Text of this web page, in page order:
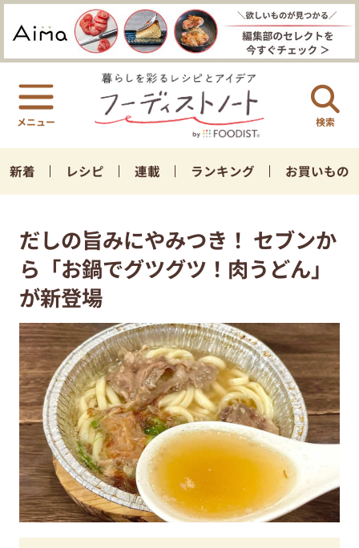
検索
新着 レシピ 連載 ランキング お買いもの
だしの旨みにやみつき！ セブンか
ら「お鍋でグツグツ！肉うどん」
が新登場